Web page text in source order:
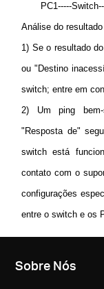
PC1-----
Análise do
1) Se o resultado
ou "Destino
switch; entre em
2) Um ping bem-
"Resposta de"
switch está
contato com o
configurações
entre o switch e os
Sobre Nós